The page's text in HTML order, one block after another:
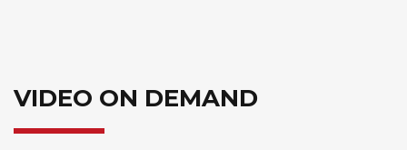
VIDEO ON DEMAND